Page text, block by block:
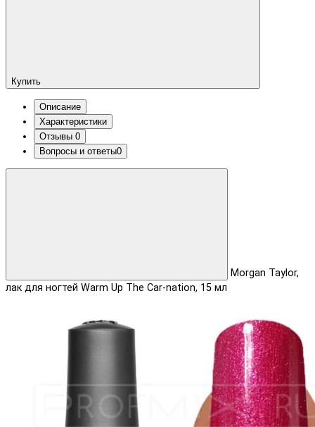
Купить
Описание
Характеристики
Отзывы 0
Вопросы и ответы0
Morgan Taylor,
лак для ногтей Warm Up The Car-nation, 15 мл